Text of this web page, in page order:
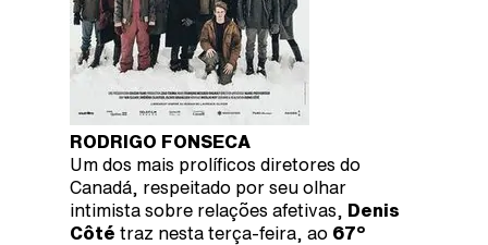
RODRIGO FONSECA
Um dos mais prolíficos diretores do
Canadá, respeitado por seu olhar
intimista sobre relações afetivas, Denis
Côté traz nesta terça-feira, ao 67º